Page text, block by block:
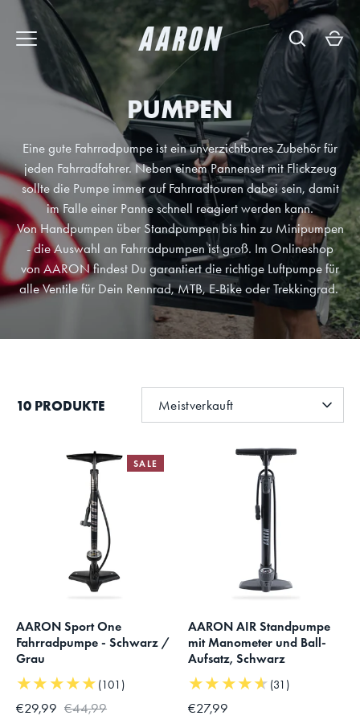
Direkt
zum
Inhalt
PUMPEN
Eine gute Fahrradpumpe ist einunverzichtbaresZubehör für
jeden Fahrradfahrer. Neben einem Pannenset mit Flickzeug
sollte die Pumpe immer auf Fahrradtouren dabei sein, damit
im Falle einer Panne schnell reagiert werden kann.
Von Handpumpen über Standpumpen bis hin zu Minipumpen
- die Auswahl an Fahrradpumpen ist groß. Im Onlineshop
von AARON findest Du garantiert die richtige Luftpumpe für
alle Ventile für Dein Rennrad, MTB, E-Bike oder Trekkingrad.
10 PRODUKTE
NACH
Meistverkauft
SALE
AARON Sport One
Fahrradpumpe - Schwarz /
Grau
★★★★★ (101)
€29,99 €44,99
AARON AIR Standpumpe
mit Manometer und Ball-
Aufsatz, Schwarz
★★★★★ (31)
€27,99